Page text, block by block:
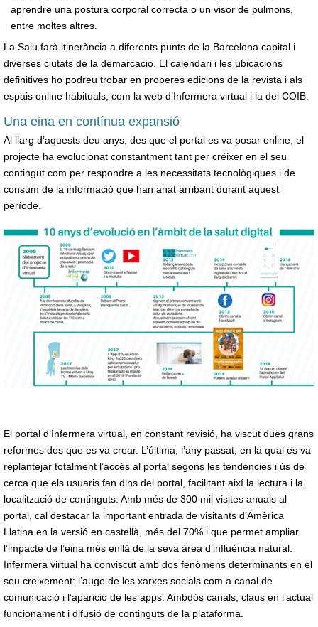
aprendre una postura corporal correcta o un visor de pulmons,
entre moltes altres.
La Salu farà itinerància a diferents punts de la Barcelona capital i
diverses ciutats de la demarcació. El calendari i les ubicacions
definitives ho podreu trobar en properes edicions de la revista i als
espais online habituals, com la web d’Infermera virtual i la del COIB.
Una eina en contínua expansió
Al llarg d’aquests deu anys, des que el portal es va posar online, el
projecte ha evolucionat constantment tant per créixer en el seu
contingut com per respondre a les necessitats tecnològiques i de
consum de la informació que han anat arribant durant aquest
període.
El portal d’Infermera virtual, en constant revisió, ha viscut dues grans
reformes des que es va crear. L’última, l’any passat, en la qual es va
replantejar totalment l’accés al portal segons les tendències i ús de
cerca que els usuaris fan dins del portal, facilitant així la lectura i la
localització de continguts. Amb més de 300 mil visites anuals al
portal, cal destacar la important entrada de visitants d’Amèrica
Llatina en la versió en castellà, més del 70% i que permet ampliar
l’impacte de l’eina més enllà de la seva àrea d’influència natural.
Infermera virtual ha conviscut amb dos fenòmens determinants en el
seu creixement: l’auge de les xarxes socials com a canal de
comunicació i l’aparició de les apps. Ambdós canals, claus en l’actual
funcionament i difusió de continguts de la plataforma.